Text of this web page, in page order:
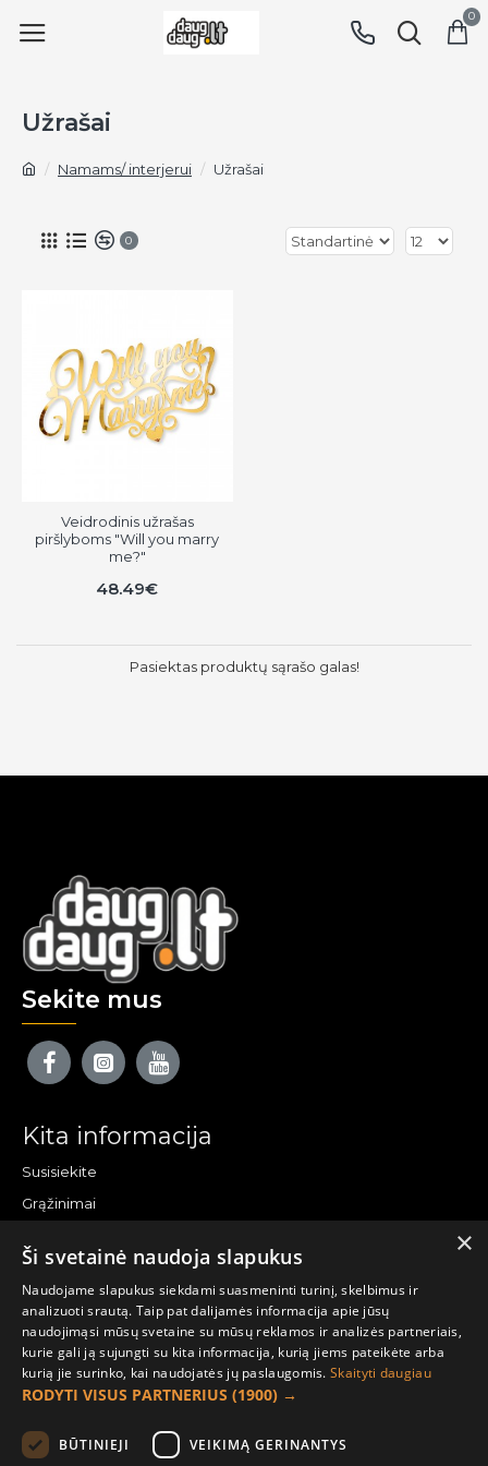
0
Namams/ interjerui Užrašai
Užrašai
0
Veidrodinis užrašas
piršlyboms "Will you marry
me?"
48.49€
Pasiektas produktų sąrašo galas!
Sekite mus
Kita informacija
Susisiekite
Grąžinimai
Pirkėjo paskyra
Mano paskyra
Užsakymai
Naujienlaiškiai
Informacija užsakovui
×
Ši svetainė naudoja slapukus
Naudojame slapukus siekdami suasmeninti turinį, skelbimus ir
analizuoti srautą. Taip pat dalijamės informacija apie jūsų
naudojimąsi mūsų svetaine su mūsų reklamos ir analizės partneriais,
kurie gali ją sujungti su kita informacija, kurią jiems pateikėte arba
kurią jie surinko, kai naudojatės jų paslaugomis.Skaityti daugiau
RODYTI VISUS PARTNERIUS (1900) →
BŪTINIEJI VEIKIMĄ GERINANTYS